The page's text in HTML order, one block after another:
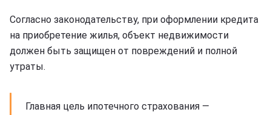
Согласно законодательству, при оформлении кредита
на приобретение жилья, объект недвижимости
должен быть защищен от повреждений и полной
утраты.
Главная цель ипотечного страхования —